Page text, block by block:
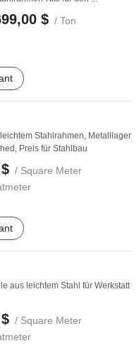
$ / Ton
Stahlrahmen, Metalllager
Preis für Stahlbau
/ Square Meter
aus leichtem Stahl für Werkstatt
/ Square Meter